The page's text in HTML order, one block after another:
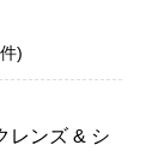
件)
レンズ & シ